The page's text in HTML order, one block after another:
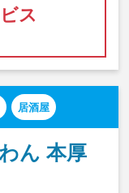
ス
居酒屋
ん 本厚